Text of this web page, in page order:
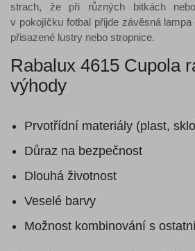
strach, že při různých bitkách
v pokojíčku fotbal přijde závěsná
přisazené lustry nebo stropnice.
Rabalux 4615 Cupola
výhody
Prvotřídní materiály (plast,
Důraz na bezpečnost
Dlouhá životnost
Veselé barvy
Možnost kombinování s